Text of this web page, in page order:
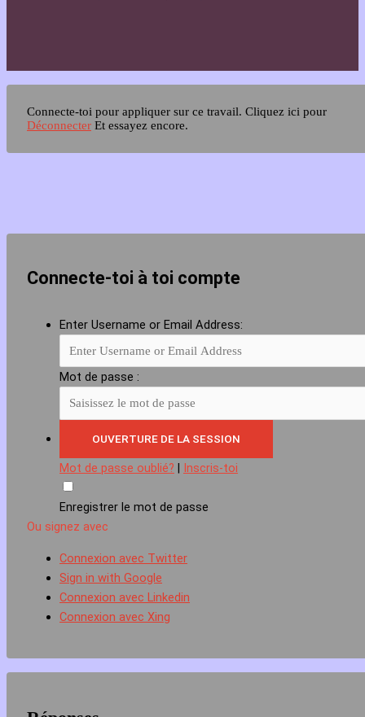
Connecte-toi pour appliquer sur ce travail. Cliquez ici pour
Déconnecter Et essayez encore.
Connecte-toi à toi compte
Enter Username or Email Address:
Mot de passe :
Mot de passe oublié? Inscris-toi
Enregistrer le mot de passe
Ou signez avec
Connexion avec Twitter
Sign in with Google
Connexion avec Linkedin
Connexion avec Xing